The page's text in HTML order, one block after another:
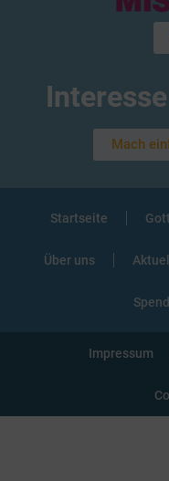
Mach
Startseite
Über uns
Impressum